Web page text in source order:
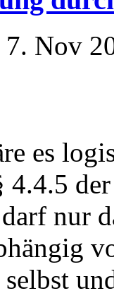
es
4.4.5
nur